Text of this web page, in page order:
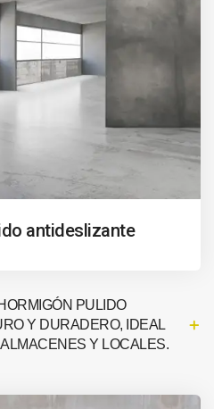
antideslizante
PULIDO
Y DURADERO, IDEAL
Y LOCALES.